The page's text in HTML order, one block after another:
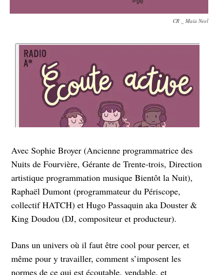
CR _ Maïa Neel
Avec Sophie Broyer (Ancienne programmatrice des
Nuits de Fourvière, Gérante de Trente-trois, Direction
artistique programmation musique Bientôt la Nuit),
Raphaël Dumont (programmateur du Périscope,
collectif HATCH) et Hugo Passaquin aka Douster &
King Doudou (DJ, compositeur et producteur).
Dans un univers où il faut être cool pour percer, et
même pour y travailler, comment s’imposent les
normes de ce qui est écoutable, vendable, et